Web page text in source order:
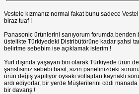
Vestele kızmanız normal fakat bunu sadece
biraz tuaf !
Panasonic ürünlerini sanıyorum forumda benden
üstelikte Türkiyedeki Distribütörüne kadar şahsi
belirtme sebebim ise açıklamak isterim !
Yurt dışında yaşayan biri olarak Türkiyede ürün
şanslısınız sebebi basit, sizin panelinizdeki
ürün değiş yapılıyor oysaki voltajdan kaynaklı
ardı ediyorlar, bir yerde Müşterilerini cddi
bir davarış !